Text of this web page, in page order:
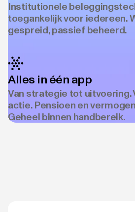
Institutionele
toegankelijk voor iedereen.
gespreid, passief beheerd.
Alles in één app
Van strategie tot uitvoering.
actie. Pensioen en
Geheel binnen handbereik.